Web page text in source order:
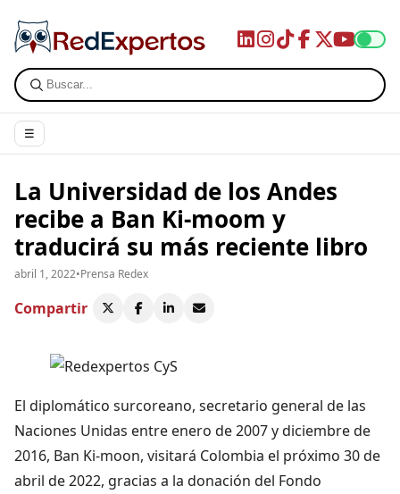
☰
La Universidad de los Andes
recibe a Ban Ki-moom y
traducirá su más reciente libro
abril 1, 2022•Prensa Redex
Compartir
El diplomático surcoreano, secretario general de las
Naciones Unidas entre enero de 2007 y diciembre de
2016, Ban Ki-moon, visitará Colombia el próximo 30 de
abril de 2022, gracias a la donación del Fondo